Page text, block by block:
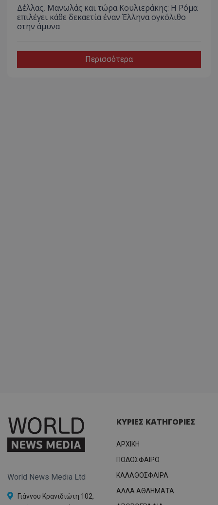
Δέλλας, Μανωλάς και τώρα Κουλιεράκης: Η Ρόμα
επιλέγει κάθε δεκαετία έναν Έλληνα ογκόλιθο
στην άμυνα
Περισσότερα
World News Media Ltd
Γιάννου Κρανιδιώτη 102,
ΚΥΡΙΕΣ ΚΑΤΗΓΟΡΙΕΣ
ΑΡΧΙΚΗ
ΠΟΔΟΣΦΑΙΡΟ
ΚΑΛΑΘΟΣΦΑΙΡΑ
ΑΛΛΑ ΑΘΛΗΜΑΤΑ